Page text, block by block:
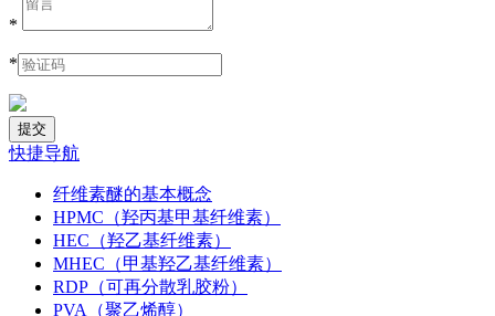
*
*
快捷导航
纤维素醚的基本概念
HPMC（羟丙基甲基纤维素）
HEC（羟乙基纤维素）
MHEC（甲基羟乙基纤维素）
RDP（可再分散乳胶粉）
PVA（聚乙烯醇）